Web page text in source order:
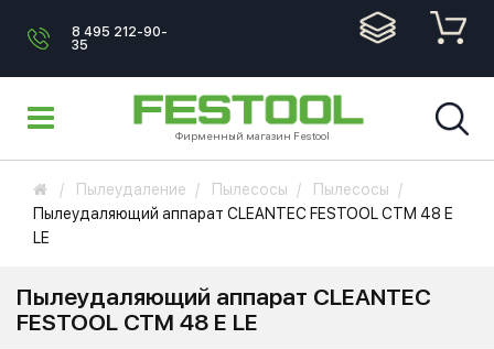
8 495 212-90-
35
Фирменный магазин Festool
Пылеудаление Пылесосы
Пылесосы
Пылеудаляющий аппарат CLEANTEC FESTOOL CTM 48 E
LE
Пылеудаляющий аппарат CLEANTEC
FESTOOL CTM 48 E LE